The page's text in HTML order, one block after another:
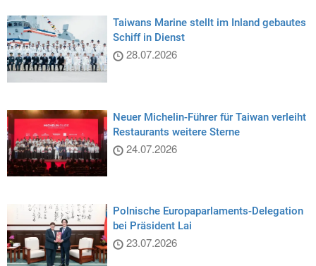
Taiwans Marine stellt im Inland gebautes
Schiff in Dienst
28.07.2026
Neuer Michelin-Führer für Taiwan verleiht
Restaurants weitere Sterne
24.07.2026
Polnische Europaparlaments-Delegation
bei Präsident Lai
23.07.2026